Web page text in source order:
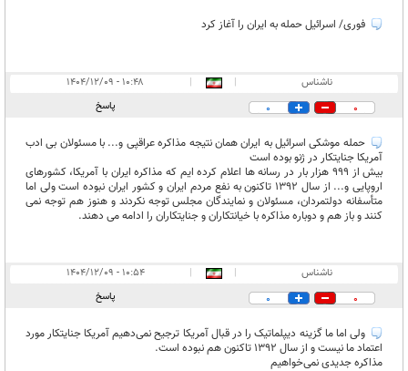
فوری/ اسرائیل حمله به ایران را آغاز کرد
ناشناس |
|
۱۰:۴۸ - ۱۴۰۴/۱۲/۰۹
0
0 پاسخ
حمله موشکی اسرائیل به ایران همان نتیجه مذاکره عراقپی و... با مسئولان بی ادب
آمریکا جنایتکار در ژنو بوده است
بیش از 999 هزار بار در رسانه ها اعلام کرده ایم که مذاکره ایران با آمریکا، کشورهای
اروپایی و... از سال 1392 تاکنون به نفع مردم ایران و کشور ایران نبوده است ولی اما
متأسفانه دولتمردان، مسئولان و نمایندگان مجلس توجه نکردند و هنوز هم توجه نمی
کنند و باز هم و دوباره مذاکره با خیانتکاران و جنایتکاران را ادامه می دهند.
ناشناس |
|
۱۰:۵۴ - ۱۴۰۴/۱۲/۰۹
0
0 پاسخ
ولی اما ما گزینه دیپلماتیک را در قبال آمریکا ترجیح نمی‌دهیم آمریکا جنایتکار مورد
اعتماد ما نیست و از سال 1392 تاکنون هم نبوده است.
مذاکره جدیدی نمی‌خواهیم